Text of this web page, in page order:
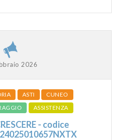
2026
ASTI
CUNEO
ASSISTENZA
- codice